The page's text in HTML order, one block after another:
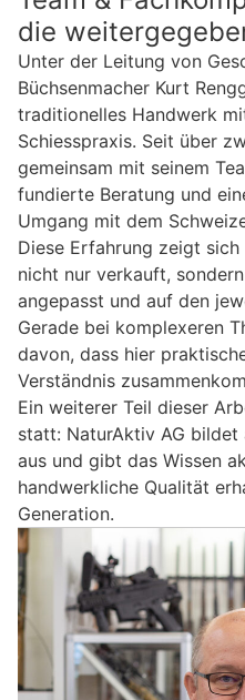
die
Unter der Leitung von
Büchsenmacher Kurt
traditionelles Handwerk
Schiesspraxis. Seit über
gemeinsam mit seinem
fundierte Beratung und
Umgang mit dem
Diese Erfahrung zeigt
nicht nur verkauft,
angepasst und auf den
Gerade bei komplexeren
davon, dass hier
Verständnis
Ein weiterer Teil dieser
statt: NaturAktiv AG bildet
aus und gibt das Wissen
handwerkliche Qualität
Generation.